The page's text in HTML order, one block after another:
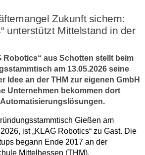
Zukunft sichern:
unterstützt Mittelstand in der
Robotics“ aus Schotten stellt beim
am 13.05.2026 seine
Idee an der THM zur eigenen GmbH
Unternehmen bekommen dort
Gießen am
ist „KLAG Robotics“ zu Gast. Die
begann Ende 2017 an der
Mittelhessen (THM).